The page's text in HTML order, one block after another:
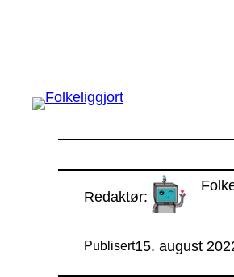
Redaktør:
Publisert15. august